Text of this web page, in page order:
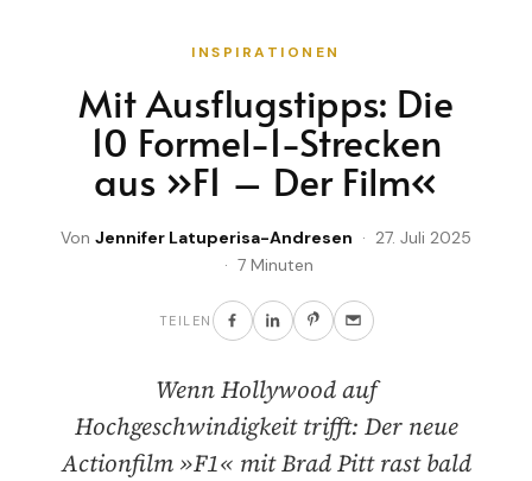
INSPIRATIONEN
Mit Ausflugstipps: Die
10 Formel-1-Strecken
aus »F1 – Der Film«
Von Jennifer Latuperisa-Andresen · 27. Juli 2025
· 7 Minuten
TEILEN
Wenn Hollywood auf
Hochgeschwindigkeit trifft: Der neue
Actionfilm »F1« mit Brad Pitt rast bald